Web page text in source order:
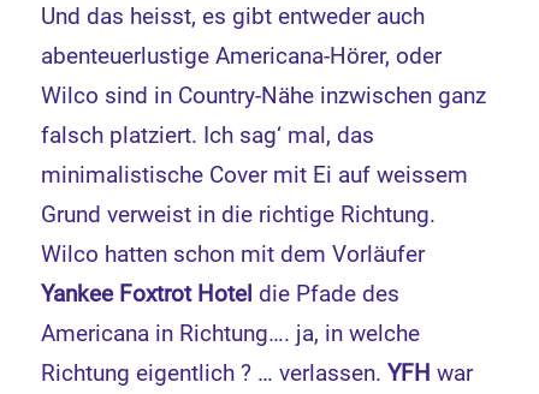
Und das heisst, es gibt entweder auch
abenteuerlustige Americana-Hörer, oder
Wilco sind in Country-Nähe inzwischen ganz
falsch platziert. Ich sag‘ mal, das
minimalistische Cover mit Ei auf weissem
Grund verweist in die richtige Richtung.
Wilco hatten schon mit dem Vorläufer
Yankee Foxtrot Hotel die Pfade des
Americana in Richtung…. ja, in welche
Richtung eigentlich ? … verlassen.YFH war